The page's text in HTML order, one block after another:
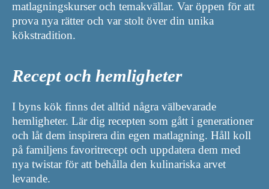
matlagningskurser och temakvällar. Var öppen för att
prova nya rätter och var stolt över din unika
kökstradition.
Recept och hemligheter
I byns kök finns det alltid några välbevarade
hemligheter. Lär dig recepten som gått i generationer
och låt dem inspirera din egen matlagning. Håll koll
på familjens favoritrecept och uppdatera dem med
nya twistar för att behålla den kulinariska arvet
levande.